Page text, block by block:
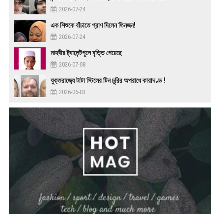
2026-07-24
এক শিশুকে বাঁচাতে প্রাণ দিলেন তিনজন!
2026-07-24
মাহবীর ট্যালেন্টপুলে বৃত্তি পেয়েছে
2026-07-08
যুক্তরাজ‍্যে টাটা স্টিলের টিন চুরির অপরাধে কারাদণ্ড !
2026-06-03